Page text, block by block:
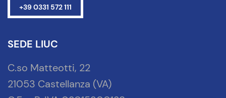
+39 0331 572 111
SEDE LIUC
C.so Matteotti, 22
21053 Castellanza (VA)